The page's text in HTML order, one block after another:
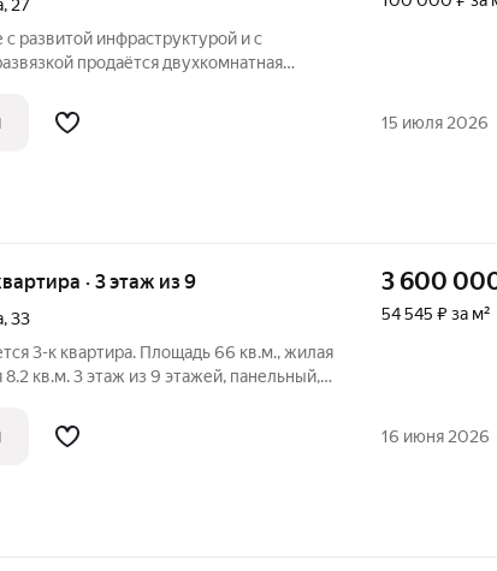
, 27
развитой инфраструктурой и с
продаётся двухкомнатная
года постройки. В квартире хороший
15 июля 2026
· 3 этаж из 9
,33
3-к квартира. Площадь 66 кв.м., жилая
8.2 кв.м. 3 этаж из 9 этажей, панельный,
центральное отопление, есть
3 600
54 545 ₽ за м²
16 июня 2026